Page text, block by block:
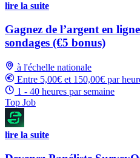
lire la suite
Gagnez de l’argent en
sondages (€5 bonus)
à l'échelle nationale
Entre 5,00€ et 150,00€ par
1 - 40 heures par semaine
Top Job
lire la suite